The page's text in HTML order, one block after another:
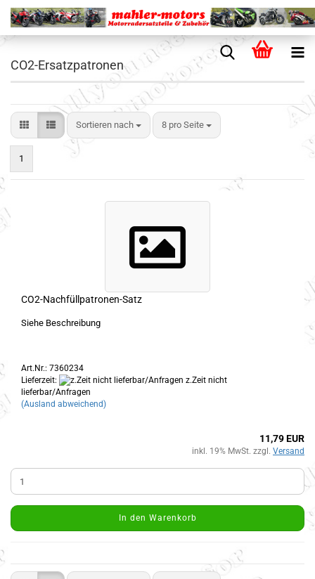
CO2-Ersatzpatronen
Sortieren nach 8 pro Seite
1
CO2-Nachfüllpatronen-Satz
Siehe Beschreibung
Art.Nr.: 7360234
Lieferzeit:
z.Zeit nicht
lieferbar/Anfragen
(Ausland abweichend)
11,79 EUR
inkl. 19% MwSt. zzgl. Versand
In den Warenkorb